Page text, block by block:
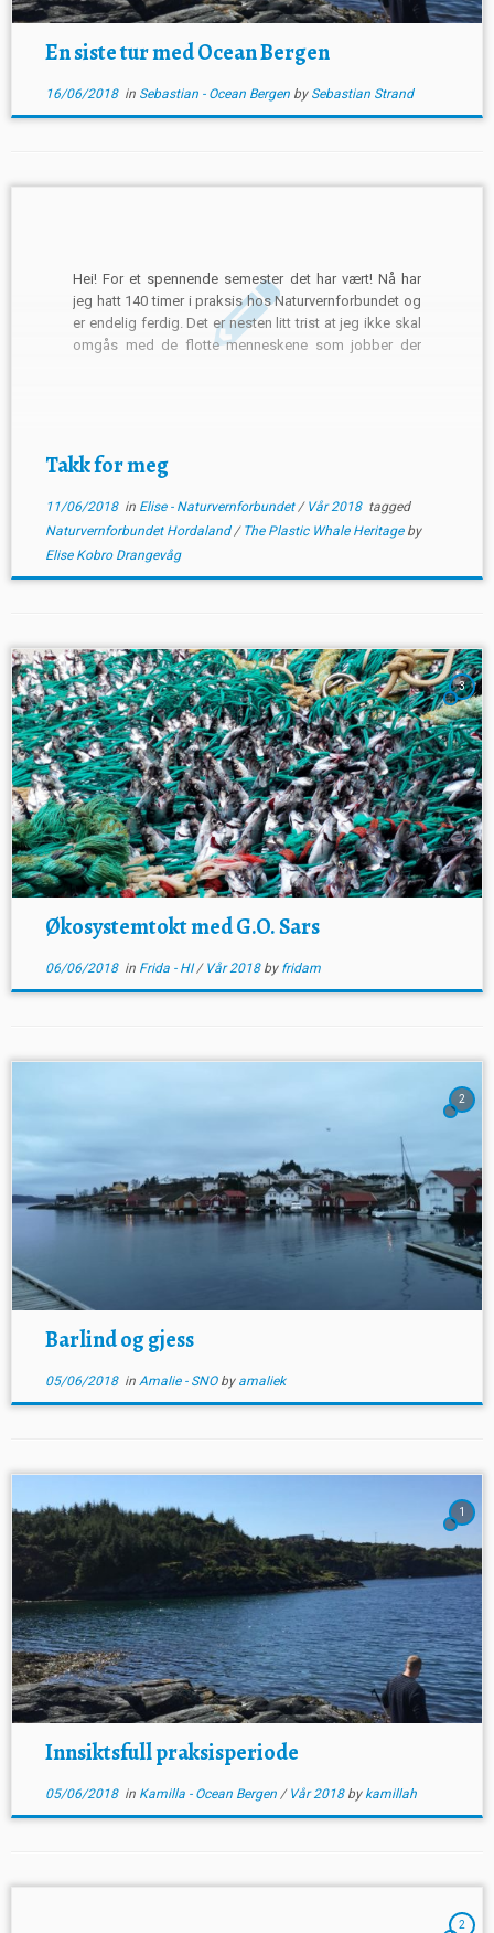
En siste tur med Ocean Bergen
16/06/2018in Sebastian - Ocean Bergen by Sebastian Strand
Hei! For et spennende semester det har vært! Nå har
jeg hatt 140 timer i praksis hos Naturvernforbundet og
er endelig ferdig. Det er nesten litt trist at jeg ikke skal
omgås med de flotte menneskene som jobber der
Takk for meg
11/06/2018in Elise - Naturvernforbundet/ Vår 2018 tagged
Naturvernforbundet Hordaland/ The Plastic Whale Heritage by
Elise Kobro Drangevåg
3
Økosystemtokt med G.O. Sars
06/06/2018in Frida - HI/ Vår 2018 by fridam
2
Barlind og gjess
05/06/2018in Amalie - SNO by amaliek
1
Innsiktsfull praksisperiode
05/06/2018in Kamilla - Ocean Bergen / Vår 2018 by kamillah
2